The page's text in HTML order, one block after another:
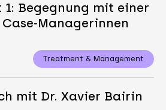
1: Begegnung mit einer
Managerinnen
Treatment & Management
mit Dr. Xavier Bairin